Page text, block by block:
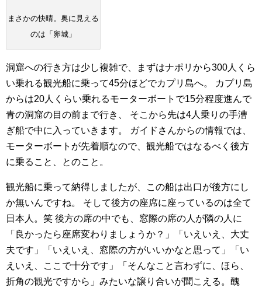
まさかの快晴。奥に見える
のは「卵城」
洞窟への行き方は少し複雑で、まずはナポリから300人くら
い乗れる観光船に乗って45分ほどでカプリ島へ。
カプリ島
からは20人くらい乗れるモーターボートで15分程度進んで
青の洞窟の目の前まで行き、
そこから先は4人乗りの手漕
ぎ船で中に入っていきます。
ガイドさんからの情報では、
モーターボートが先着順なので、観光船ではなるべく後方
に乗ること、とのこと。
観光船に乗って納得しましたが、この船は出口が後方にし
か無いんですね。
そして後方の座席に座っているのは全て
日本人。笑 後方の席の中でも、窓際の席の人が隣の人に
「良かったら座席変わりましょうか？」「いえいえ、大丈
夫です」「いえいえ、窓際の方がいいかなと思って」「い
えいえ、ここで十分です」「そんなこと言わずに、ほら、
折角の観光ですから」みたいな譲り合いが聞こえる。醜